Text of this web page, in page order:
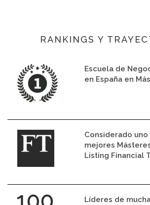
RANKINGS Y
Escuela de
en España en
Considerado
mejores
Listing Financial
Líderes de